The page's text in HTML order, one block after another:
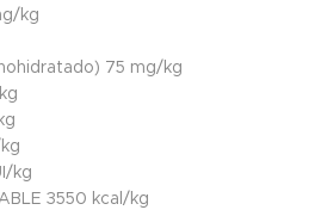
kg
75 mg/kg
kg
3550 kcal/kg